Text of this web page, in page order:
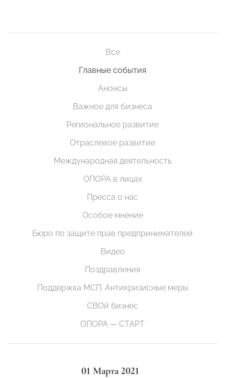
Все
Главные события
Анонсы
Важное для бизнеса
Региональное развитие
Отраслевое развитие
Международная деятельность
ОПОРА в лицах
Пресса о нас
Особое мнение
Бюро по защите прав предпринимателей
Видео
Поздравления
Поддержка МСП. Антикризисные меры
СВОй бизнес
ОПОРА — СТАРТ
01 Марта 2021